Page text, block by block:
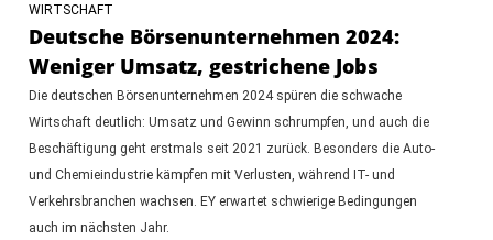
WIRTSCHAFT
Deutsche Börsenunternehmen 2024:
Weniger Umsatz, gestrichene Jobs
Die deutschen Börsenunternehmen 2024 spüren die schwache
Wirtschaft deutlich: Umsatz und Gewinn schrumpfen, und auch die
Beschäftigung geht erstmals seit 2021 zurück. Besonders die Auto-
und Chemieindustrie kämpfen mit Verlusten, während IT- und
Verkehrsbranchen wachsen. EY erwartet schwierige Bedingungen
auch im nächsten Jahr.